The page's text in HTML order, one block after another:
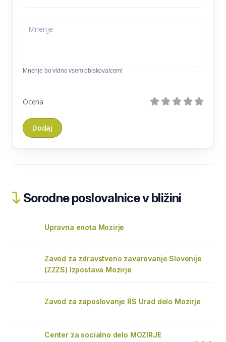
Mnenje bo vidno vsem obiskovalcem!
Ocena
Sorodne poslovalnice v bližini
Upravna enota Mozirje
Zavod za zdravstveno zavarovanje Slovenije
(ZZZS) Izpostava Mozirje
Zavod za zaposlovanje RS Urad delo Mozirje
Center za socialno delo MOZIRJE